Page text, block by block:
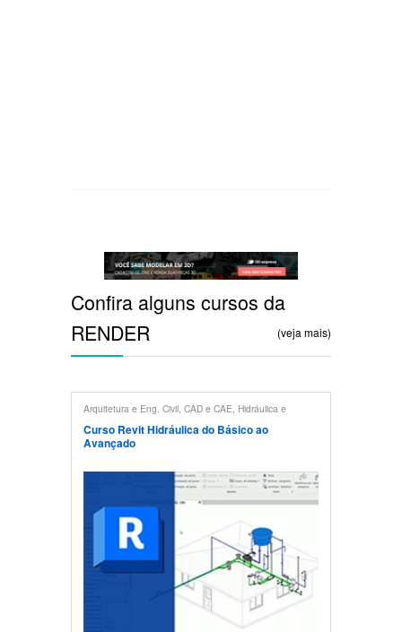
Confira alguns cursos da
RENDER
(veja mais)
Arquitetura e Eng. Civil, CAD e CAE, Hidráulica e
Pneumática Revit
Curso Revit Hidráulica do Básico ao
Avançado